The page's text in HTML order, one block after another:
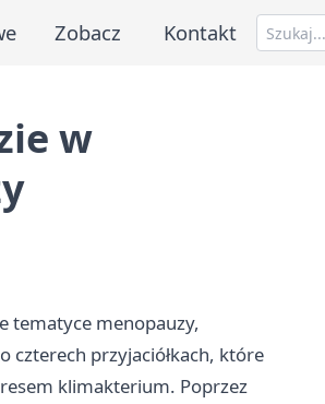
Zobacz Kontakt
w
tematyce menopauzy,
czterech przyjaciółkach, które
klimakterium. Poprzez